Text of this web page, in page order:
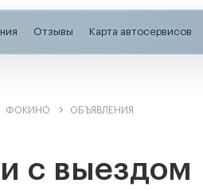
Отзывы Карта автосервисов
ФОКИНО ОБЪЯВЛЕНИЯ
с выездом